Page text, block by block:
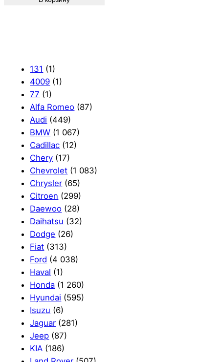
131 (1)
4009 (1)
77 (1)
Alfa Romeo (87)
Audi (449)
BMW (1 067)
Cadillac (12)
Chery (17)
Chevrolet (1 083)
Chrysler (65)
Citroen (299)
Daewoo (28)
Daihatsu (32)
Dodge (26)
Fiat (313)
Ford (4 038)
Haval (1)
Honda (1 260)
Hyundai (595)
Isuzu (6)
Jaguar (281)
Jeep (87)
KIA (186)